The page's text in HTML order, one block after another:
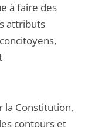
à faire des
attributs
la Constitution,
contours et